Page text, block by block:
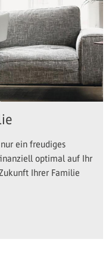
ein freudiges
optimal auf Ihr
Ihrer Familie